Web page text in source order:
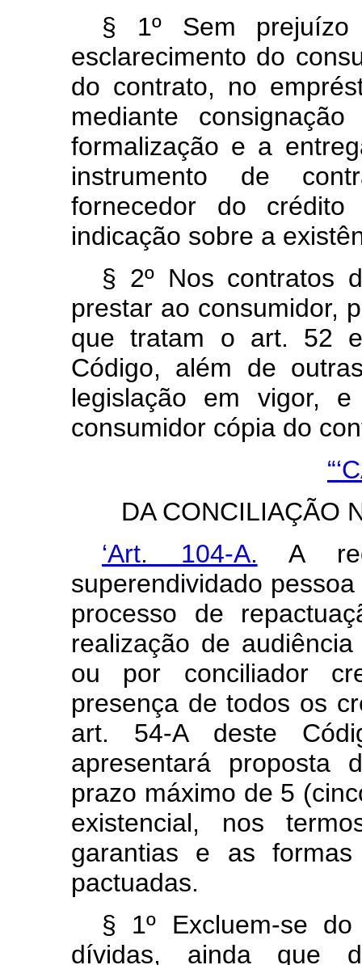
§ 1º Sem
esclarecimento do
do contrato, no
mediante
formalização e a
instrumento de
fornecedor do
indicação sobre a
§ 2º Nos contratos
prestar ao consumidor,
que tratam o art. 52
Código, além de
legislação em vigor,
consumidor cópia do
DA CONCILIAÇÃO
‘Art. 104-A. A
superendividado
processo de
realização de
ou por conciliador
presença de todos os
art. 54-A deste
apresentará proposta
prazo máximo de 5
existencial, nos
garantias e as formas
pactuadas.
§ 1º Excluem-se
dívidas, ainda que